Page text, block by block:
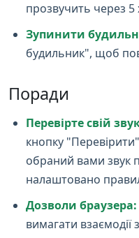
прозвучить через 5
Зупинити
будильник", щоб
Поради
Перевірте свій
кнопку
обраний вами звук
налаштовано
Дозволи браузера:
вимагати взаємодії